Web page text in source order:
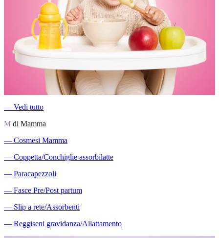
― Vedi tutto
M di Mamma
― Cosmesi Mamma
― Coppetta/Conchiglie assorbilatte
― Paracapezzoli
― Fasce Pre/Post partum
― Slip a rete/Assorbenti
― Reggiseni gravidanza/Allattamento